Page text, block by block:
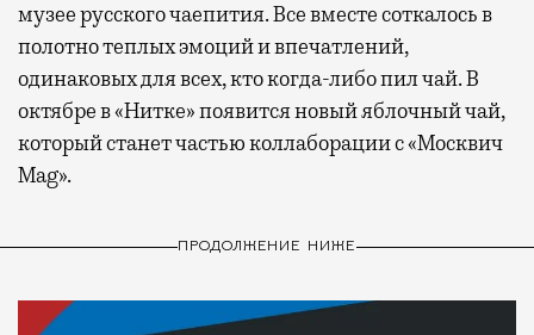
музее русского чаепития. Все вместе соткалось в
полотно теплых эмоций и впечатлений,
одинаковых для всех, кто когда-либо пил чай. В
октябре в «Нитке» появится новый яблочный чай,
который станет частью коллаборации с «Москвич
Mag».
ПРОДОЛЖЕНИЕ НИЖЕ